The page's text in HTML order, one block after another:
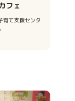
フェ
育て支援センタ